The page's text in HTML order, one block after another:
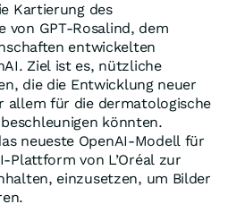
Kartierung des
GPT-Rosalind, dem
entwickelten
Ziel ist es, nützliche
die die Entwicklung neuer
allem für die dermatologische
könnten.
neueste OpenAI-Modell für
Plattform von L’Oréal zur
einzusetzen, um Bilder